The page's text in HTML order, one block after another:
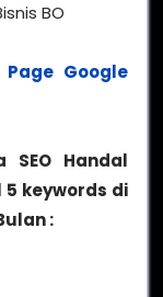
BO
Page Google
SEO Handal
keywords di
: